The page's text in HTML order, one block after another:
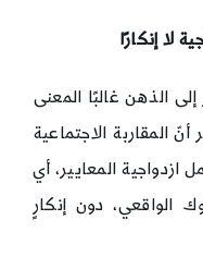
لا إنكارًا
الذهن غالبًا المعنى
أنّ المقاربة الاجتماعية
ازدواجية المعايير، أي
الواقعي، دون إنكارٍ